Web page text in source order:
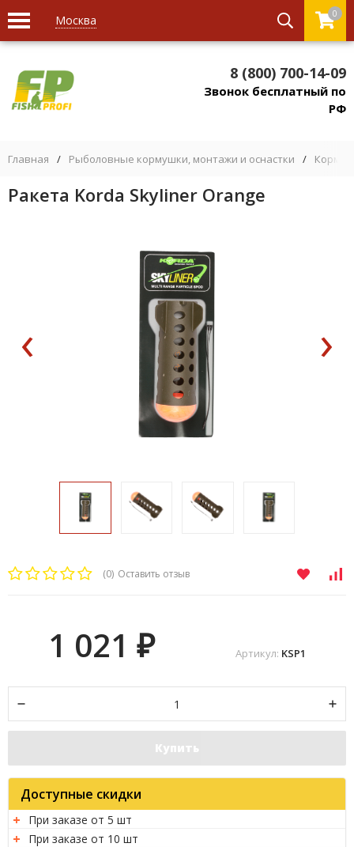
Москва 0
8 (800) 700-14-09
Звонок бесплатный по
РФ
Главная / Рыболовные кормушки, монтажи и оснастки /
Ракета Korda Skyliner Orange
‹ ›
(0) Оставить отзыв
Артикул: KSP1
1 021 ₽
Купить
Доступные скидки
При заказе от 5 шт
При заказе от 10 шт